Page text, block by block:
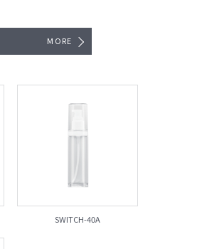
MORE
SWITCH-40A